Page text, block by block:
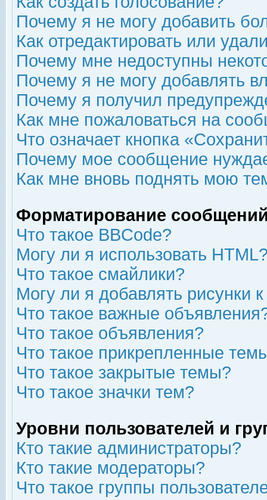
Почему я не могу добавить
Как отредактировать или
Почему мне недоступны
Почему я не могу добавлять
Почему я получил
Как мне пожаловаться на
Что означает кнопка
Почему мое сообщение
Как мне вновь поднять мою
Форматирование
Что такое BBCode?
Могу ли я использовать
Что такое смайлики?
Могу ли я добавлять рисунки
Что такое важные
Что такое объявления?
Что такое прикрепленные
Что такое закрытые темы?
Что такое значки тем?
Уровни пользователей и
Кто такие администраторы?
Кто такие модераторы?
Что такое группы